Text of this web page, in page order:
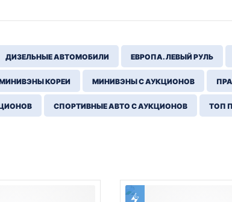
ДИЗЕЛЬНЫЕ АВТОМОБИЛИ ЕВРОПА. ЛЕВЫЙ РУЛЬ
КОРЕИ МИНИВЭНЫ С АУКЦИОНОВ
СПОРТИВНЫЕ АВТО С АУКЦИОНОВ ТОП